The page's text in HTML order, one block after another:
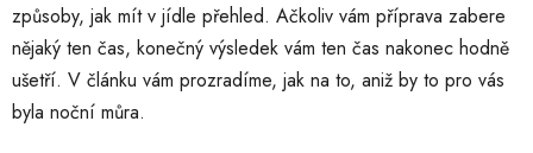
způsoby, jak mít v jídle přehled. Ačkoliv vám příprava zabere
nějaký ten čas, konečný výsledek vám ten čas nakonec hodně
ušetří. V článku vám prozradíme, jak na to, aniž by to pro vás
byla noční můra.